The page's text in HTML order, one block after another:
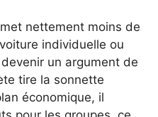
nettement moins de
individuelle ou
un argument de
tire la sonnette
économique, il